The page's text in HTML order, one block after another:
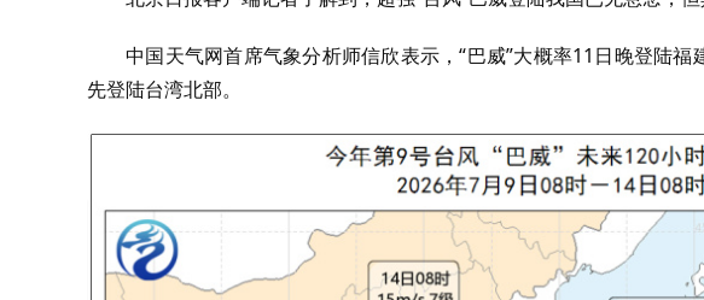
中国天气网首席气象分析师信欣表示，“巴威”大概率11日晚登陆
先登陆台湾北部。